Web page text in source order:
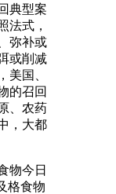
典型案
法式，
弥补或
或削减
美国、
的召回
、农药
，大都
物今日
格食物